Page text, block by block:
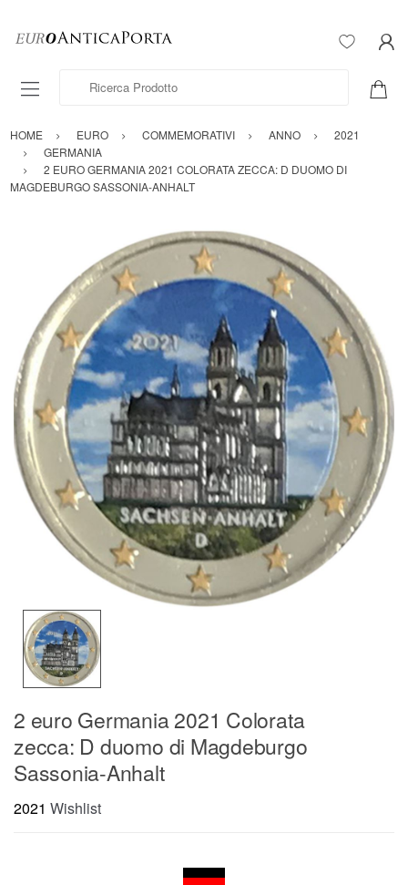
Ricerca Prodotto
HOME EURO COMMEMORATIVI ANNO
2021
GERMANIA
2 EURO GERMANIA 2021 COLORATA ZECCA: D DUOMO DI
MAGDEBURGO SASSONIA-ANHALT
2 euro Germania 2021 Colorata
zecca: D duomo di Magdeburgo
Sassonia-Anhalt
2021 Wishlist